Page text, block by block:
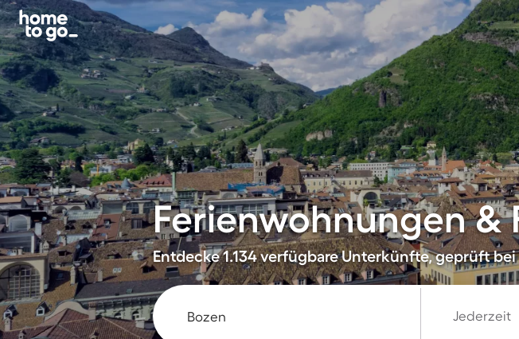
Ferienwohnungen &
Entdecke 1.134 verfügbare Unterkünfte, geprüft
Jederzeit